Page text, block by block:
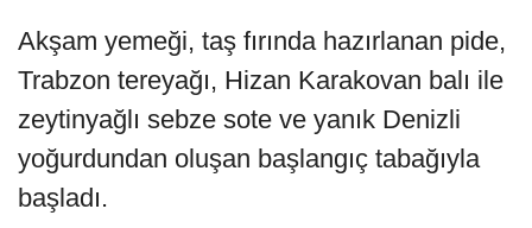
Akşam yemeği, taş fırında hazırlanan pide,
Trabzon tereyağı, Hizan Karakovan balı ile
zeytinyağlı sebze sote ve yanık Denizli
yoğurdundan oluşan başlangıç tabağıyla
başladı.